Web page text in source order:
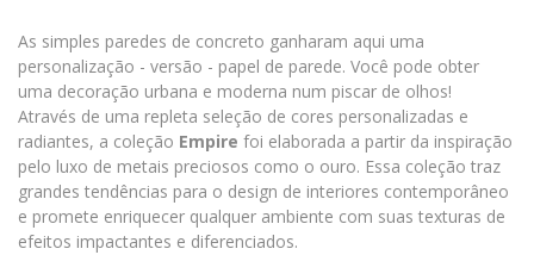
As simples paredes de concreto ganharam aqui uma
personalização - versão - papel de parede. Você pode obter
uma decoração urbana e moderna num piscar de olhos!
Através de uma repleta seleção de cores personalizadas e
radiantes, a coleção Empire foi elaborada a partir da inspiração
pelo luxo de metais preciosos como o ouro. Essa coleção traz
grandes tendências para o design de interiores contemporâneo
e promete enriquecer qualquer ambiente com suas texturas de
efeitos impactantes e diferenciados.